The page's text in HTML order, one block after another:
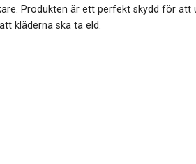
Produkten är ett perfekt skydd för att
kläderna ska ta eld.